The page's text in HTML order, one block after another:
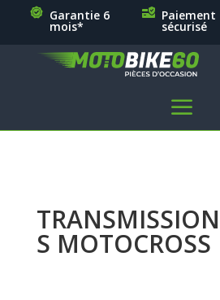
Garantie 6
mois*
Paiement
sécurisé
a
S MOTOCROSS